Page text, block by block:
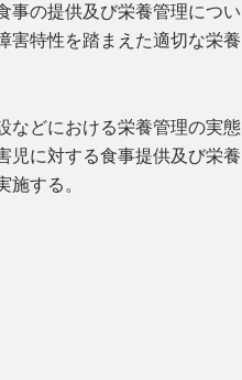
事の提供及び栄養管理につい
害特性を踏まえた適切な栄養
などにおける栄養管理の実態
児に対する食事提供及び栄養
する。